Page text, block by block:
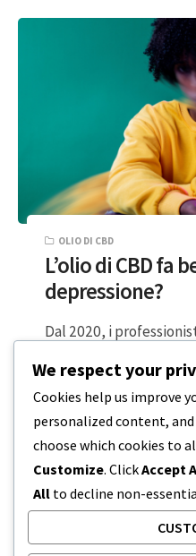
OLIO DI CBD
L’olio di CBD fa
depressione?
Dal 2020, i
persone che cercano
2 MINUTI DI LETTURA
We respect your
Cookies help us improve
personalized content, and
choose which cookies to
Customize. ClickAccept
All to decline non-